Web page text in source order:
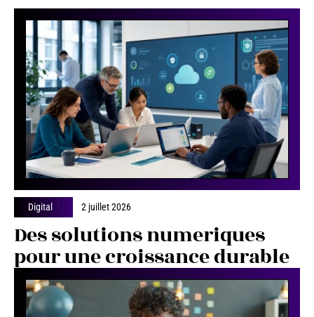
Digital 2 juillet 2026
Des solutions numeriques
pour une croissance durable